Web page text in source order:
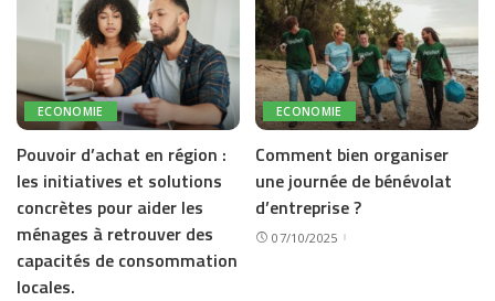
ECONOMIE
Pouvoir d’achat en région :
les initiatives et solutions
concrètes pour aider les
ménages à retrouver des
capacités de consommation
locales.
ECONOMIE
Comment bien organiser
une journée de bénévolat
d’entreprise ?
07/10/2025